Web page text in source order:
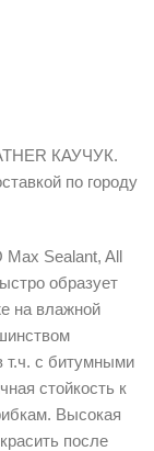
КАУЧУК.
по городу
Max Sealant, All
образует
на влажной
т.ч. с битумными
стойкость к
Высокая
после